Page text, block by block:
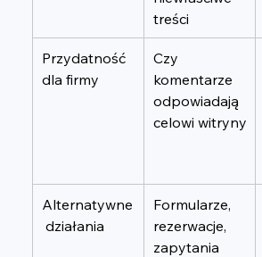
treści
Przydatność
dla firmy
Czy
komentarze
odpowiadają
celowi witryny
Alternatywne
działania
Formularze,
rezerwacje,
zapytania